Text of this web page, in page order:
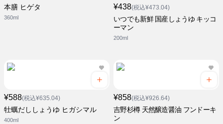
本膳 ヒゲタ
360ml
¥438(税込¥473.04)
いつでも新鮮 国産しょうゆ キッコ
ーマン
200ml
¥588(税込¥635.04)
牡蠣だししょうゆ ヒガシマル
400ml
¥858(税込¥926.64)
吉野杉樽 天然醸造醤油 フンドーキ
ン